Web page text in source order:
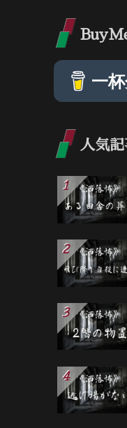
一
人気